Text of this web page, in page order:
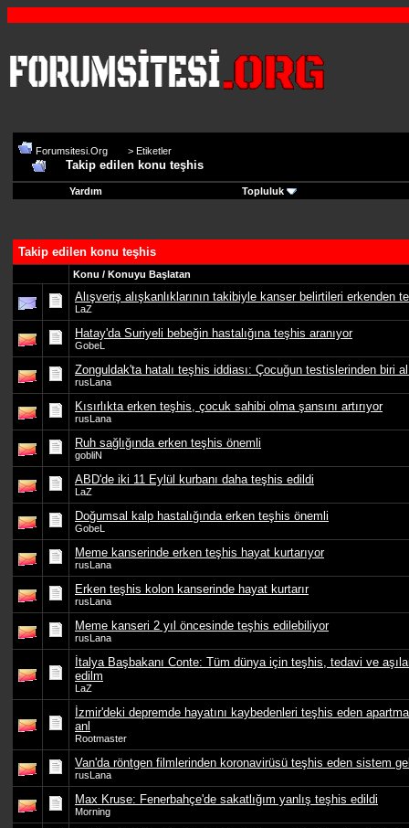
Forumsitesi.Org > Etiketler
Takip edilen konu teşhis
Yardım Topluluk
Takip edilen konu teşhis
Konu / Konuyu Başlatan
Alışveriş alışkanlıklarının takibiyle kanser belirtileri erkenden
LaZ
Hatay'da Suriyeli bebeğin hastalığına teşhis aranıyor
GobeL
Zonguldak'ta hatalı teşhis iddiası: Çocuğun testislerinden biri
rusLana
Kısırlıkta erken teşhis, çocuk sahibi olma şansını artırıyor
rusLana
Ruh sağlığında erken teşhis önemli
gobliN
ABD'de iki 11 Eylül kurbanı daha teşhis edildi
LaZ
Doğumsal kalp hastalığında erken teşhis önemli
GobeL
Meme kanserinde erken teşhis hayat kurtarıyor
rusLana
Erken teşhis kolon kanserinde hayat kurtarır
rusLana
Meme kanseri 2 yıl öncesinde teşhis edilebiliyor
rusLana
İtalya Başbakanı Conte: Tüm dünya için teşhis, tedavi ve
edilm
LaZ
İzmir'deki depremde hayatını kaybedenleri teşhis eden
anl
Rootmaster
Van'da röntgen filmlerinden koronavirüsü teşhis eden sistem
rusLana
Max Kruse: Fenerbahçe'de sakatlığım yanlış teşhis edildi
Morning